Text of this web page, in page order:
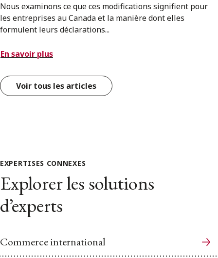
Nous examinons ce que ces modifications signifient pour
les entreprises au Canada et la manière dont elles
formulent leurs déclarations...
En savoir plus
Voir tous les articles
EXPERTISES CONNEXES
Explorer les solutions
d’experts
Commerce international